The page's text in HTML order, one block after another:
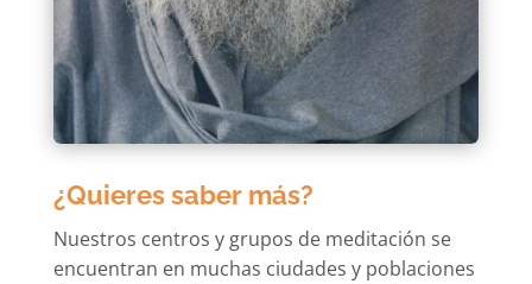
¿Quieres saber más?
Nuestros centros y grupos de meditación se
encuentran en muchas ciudades y poblaciones